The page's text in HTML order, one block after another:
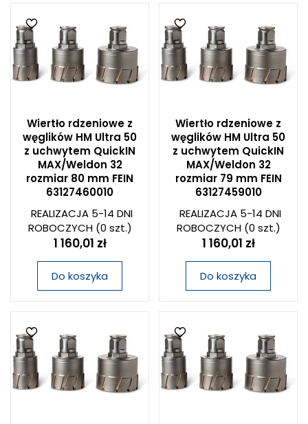
Wiertło rdzeniowe z
węglików HM Ultra 50
z uchwytem QuickIN
MAX/Weldon 32
rozmiar 80 mm FEIN
63127460010
REALIZACJA 5-14 DNI
ROBOCZYCH(0 szt.)
1 160,01 zł
Do koszyka
Wiertło rdzeniowe z
węglików HM Ultra 50
z uchwytem QuickIN
MAX/Weldon 32
rozmiar 79 mm FEIN
63127459010
REALIZACJA 5-14 DNI
ROBOCZYCH(0 szt.)
1 160,01 zł
Do koszyka